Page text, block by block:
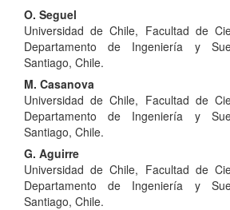
Contenido
principal
del
artículo
O. Seguel
Universidad de Chile, Facultad de
Departamento de Ingeniería y
Santiago, Chile.
M. Casanova
Universidad de Chile, Facultad de
Departamento de Ingeniería y
Santiago, Chile.
G. Aguirre
Universidad de Chile, Facultad de
Departamento de Ingeniería y
Santiago, Chile.